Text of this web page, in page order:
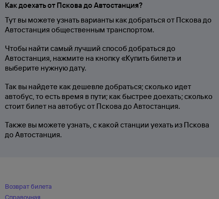
Как доехать от Пскова до Автостанция?
Тут вы можете узнать варианты как добраться от Пскова до
Автостанция общественным транспортом.
Чтобы найти самый лучший способ добраться до
Автостанция, нажмите на кнопку «Купить билет» и
выберите нужную дату.
Так вы найдете как дешевле добраться; сколько идет
автобус, то есть время в пути; как быстрее доехать; сколько
стоит билет на автобус от Пскова до Автостанция.
Также вы можете узнать, с какой станции уехать из Пскова
до Автостанция.
Возврат билета
Справочная